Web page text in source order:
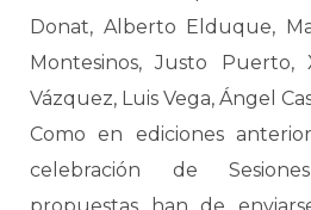
Donat, Alberto Elduque,
Montesinos, Justo Puerto,
Vázquez, Luis Vega, Ángel
Como en ediciones
celebración de